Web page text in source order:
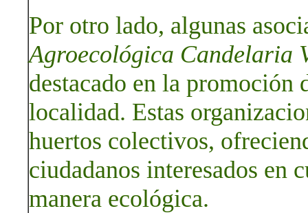
Por otro lado, algunas
Agroecológica Candelaria
destacado en la promoción
localidad. Estas
huertos colectivos,
ciudadanos interesados en
manera ecológica.